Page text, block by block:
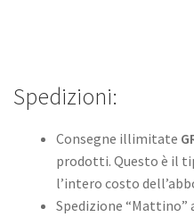
Spedizioni:
Consegne illimitate
prodotti. Questo è il
l’intero costo
Spedizione